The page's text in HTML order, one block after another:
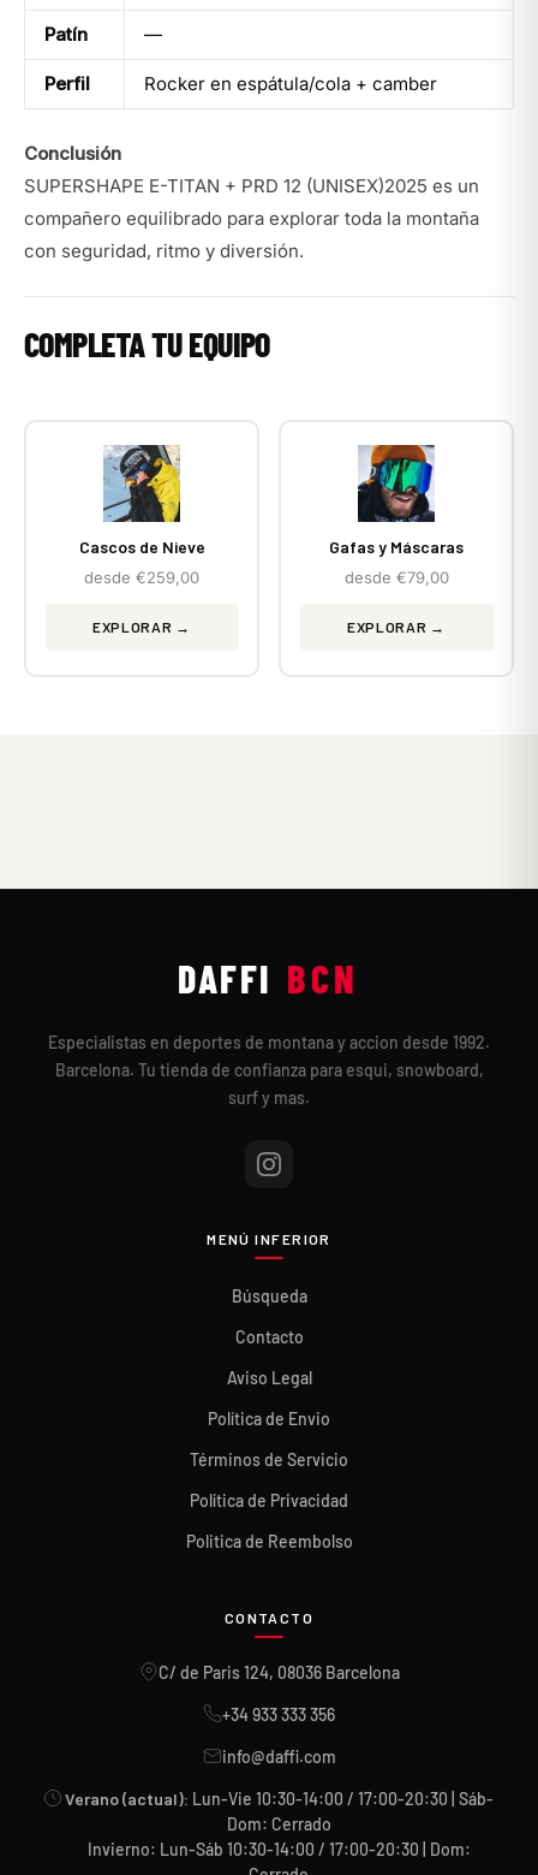
Patín —
Perfil Rocker en espátula/cola + camber
Conclusión
SUPERSHAPE E-TITAN + PRD 12 (UNISEX)2025 es un
compañero equilibrado para explorar toda la montaña
con seguridad, ritmo y diversión.
COMPLETA TU EQUIPO
Cascos de Nieve
desde €259,00
EXPLORAR →
Gafas y Máscaras
desde €79,00
EXPLORAR →
DAFFI BCN
Especialistas en deportes de montana y accion desde 1992.
Barcelona. Tu tienda de confianza para esqui, snowboard,
surf y mas.
MENÚ INFERIOR
Búsqueda
Contacto
Aviso Legal
Política de Envio
Términos de Servicio
Política de Privacidad
Politica de Reembolso
CONTACTO
C/ de Paris 124, 08036 Barcelona
+34 933 333 356
info@daffi.com
Verano (actual): Lun-Vie 10:30-14:00 / 17:00-20:30 | Sáb-
Dom: Cerrado
Invierno: Lun-Sáb 10:30-14:00 / 17:00-20:30 | Dom: